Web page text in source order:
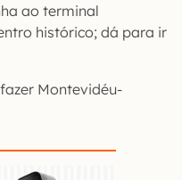
ao terminal
histórico; dá para ir
Montevidéu-